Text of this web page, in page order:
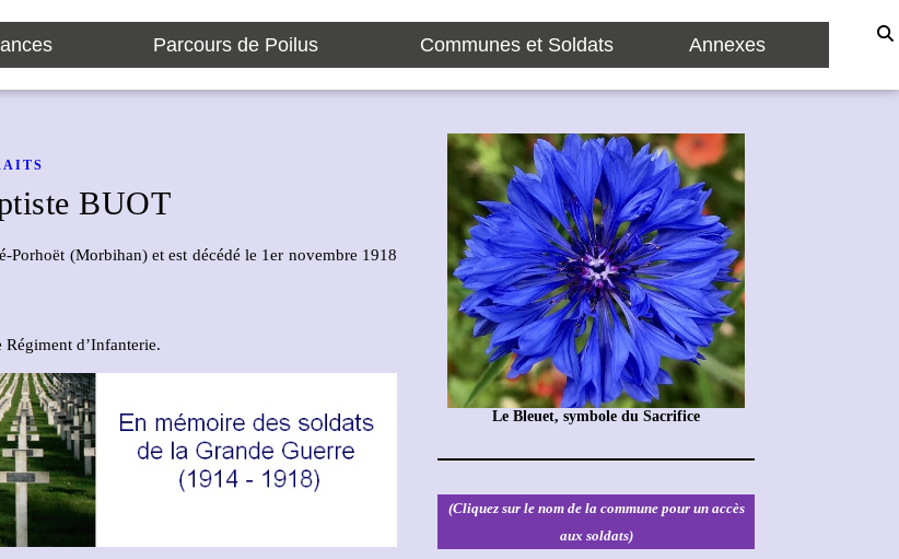
Parcours de Poilus Communes et Soldats Annexes
BUOT
(Morbihan) et est décédé le 1er novembre 1918
d’Infanterie.
Le Bleuet, symbole du Sacrifice
(Cliquez sur le nom de la commune pour un accès
aux soldats)